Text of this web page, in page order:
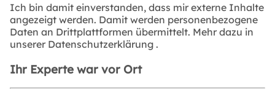
Ich bin damit einverstanden, dass mir externe Inhalte
angezeigt werden. Damit werden personenbezogene
Daten an Drittplattformen übermittelt. Mehr dazu in
unserer Datenschutzerklärung .
Ihr Experte war vor Ort